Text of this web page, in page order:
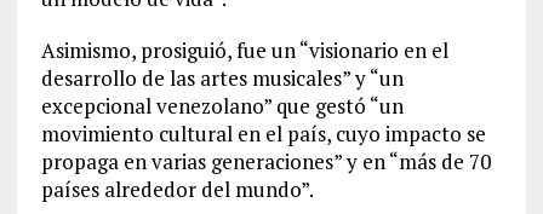
Asimismo, prosiguió, fue un “visionario en el
desarrollo de las artes musicales” y “un
excepcional venezolano” que gestó “un
movimiento cultural en el país, cuyo impacto se
propaga en varias generaciones” y en “más de 70
países alrededor del mundo”.